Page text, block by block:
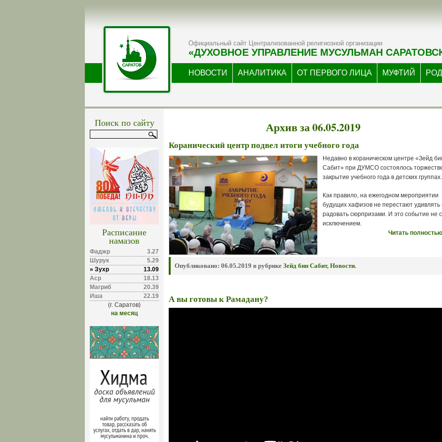
Официальный сайт Централизованной религиозной организации
«ДУХОВНОЕ УПРАВЛЕНИЕ МУСУЛЬМАН
НОВОСТИ АНАЛИТИКА ОТ ПЕРВОГО ЛИЦА МУФТИЙ
Поиск по сайту
Расписание
намазов
Фаджр
3.27
Шурук
5.29
» Зухр
13.09
Аср
18.13
Магриб
20.39
Иша
22.19
(г. Саратов)
на месяц
Архив за 06.05.2019
Коранический центр подвел итоги учебного года
Недавно в кораническом центре «Зейд
Сабит» при ДУМСО состоялось
закрытие учебного года в детских группах.
Как правило, на ежегодном мероприятии
будущих хафизов не перестают удивлять
радовать сюрпризами. И это событие не
исключением.
Читать
Опубликовано: 06.05.2019 в рубрике Зейд бин Сабит, Новости.
А вы готовы к Рамадану?